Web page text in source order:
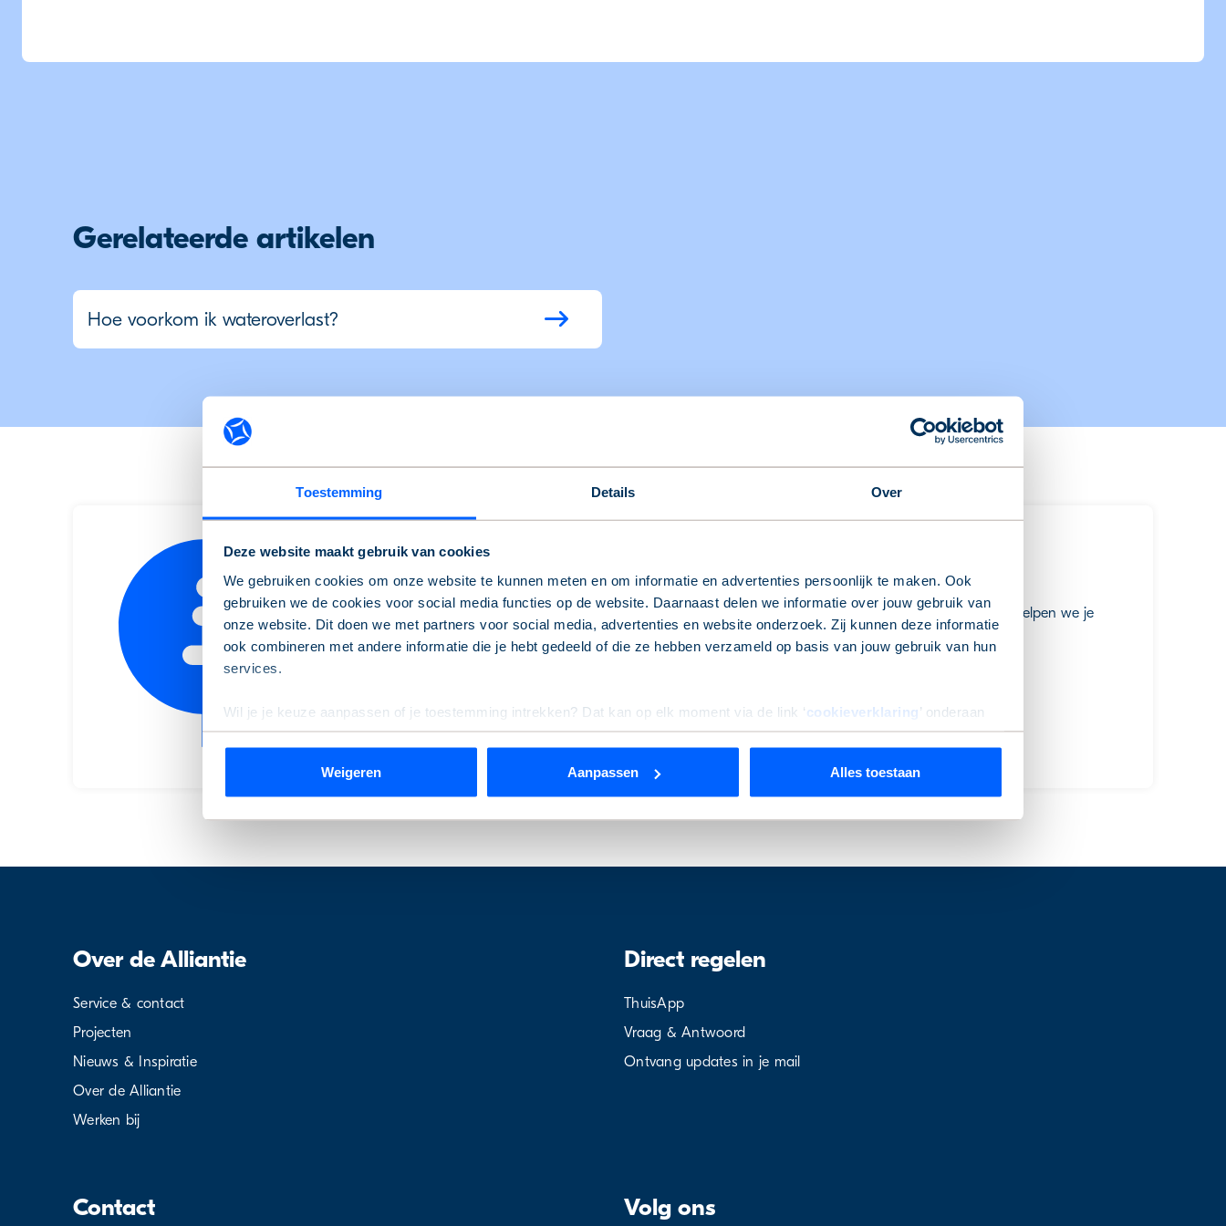
Toestemming Details Over
Deze website maakt gebruik van cookies
We gebruiken cookies om onze website te kunnen meten en om informatie en advertenties persoonlijk te maken. Ook
gebruiken we de cookies voor social media functies op de website. Daarnaast delen we informatie over jouw gebruik van
onze website. Dit doen we met partners voor social media, advertenties en website onderzoek. Zij kunnen deze informatie
ook combineren met andere informatie die je hebt gedeeld of die ze hebben verzameld op basis van jouw gebruik van hun
services.
Wil je je keuze aanpassen of je toestemming intrekken? Dat kan op elk moment via de link ‘cookieverklaring’ onderaan
de pagina.
We werken samen met9 derden die uw gegevens kunnen ontvangen en verwerken.
Weigeren Aanpassen Alles toestaan
Gerelateerde artikelen
Hoe voorkom ik wateroverlast?
Zo kun je ons bereiken
Heb je de informatie die je zoekt niet gevonden? Geen probleem! Neem contact met ons op, dan helpen we je
verder.
Service & contact
Over de Alliantie
Service & contact
Projecten
Nieuws & Inspiratie
Over de Alliantie
Werken bij
Direct regelen
ThuisApp
Vraag & Antwoord
Ontvang updates in je mail
Contact Volg ons